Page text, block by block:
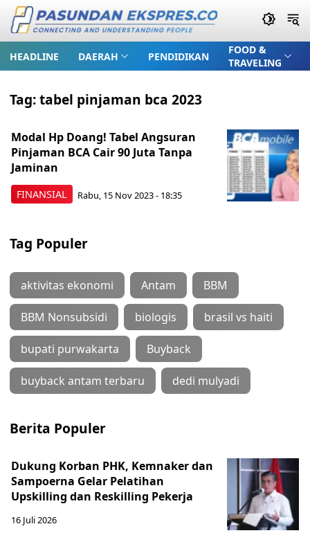
HEADLINE DAERAH PENDIDIKAN
FOOD &
TRAVELING
Tag:tabel pinjaman bca 2023
FINANSIAL
Modal Hp Doang! Tabel Angsuran
Pinjaman BCA Cair 90 Juta Tanpa
Jaminan
Rabu, 15 Nov 2023 - 18:35
Tag Populer
aktivitas ekonomi Antam BBM
BBM Nonsubsidi biologis brasil vs haiti
bupati purwakarta Buyback
buyback antam terbaru dedi mulyadi
Berita Populer
Dukung Korban PHK, Kemnaker dan
Sampoerna Gelar Pelatihan
Upskilling dan Reskilling Pekerja
16 Juli 2026